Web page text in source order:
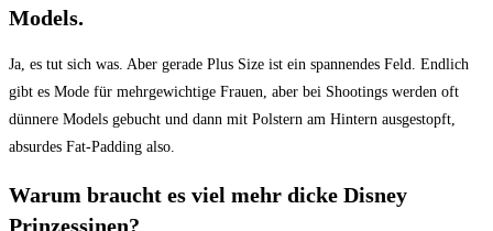
Models.
Ja, es tut sich was. Aber gerade Plus Size ist ein spannendes Feld. Endlich
gibt es Mode für mehrgewichtige Frauen, aber bei Shootings werden oft
dünnere Models gebucht und dann mit Polstern am Hintern ausgestopft,
absurdes Fat-Padding also.
Warum braucht es viel mehr dicke Disney
Prinzessinen?